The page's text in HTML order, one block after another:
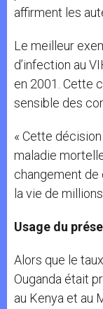
affirment les
Le meilleur
d’infection au
en 2001. Cette
sensible des
« Cette décision
maladie
changement
la vie de
Usage du
Alors que le
Ouganda était
au Kenya et au